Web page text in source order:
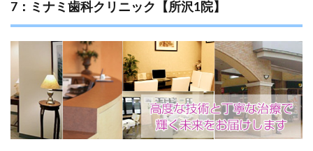
7：ミナミ歯科クリニック【所沢1院】